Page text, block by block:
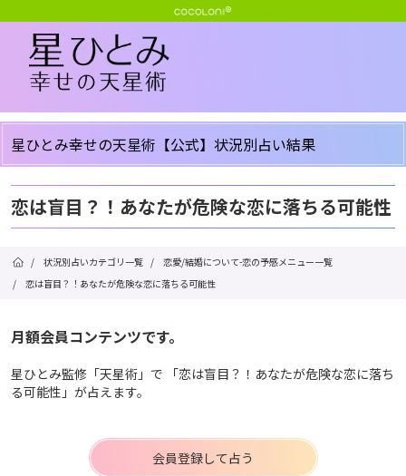
星ひとみ幸せの天星術【公式】状況別占い結果
恋は盲目？！あなたが危険な恋に落ちる可能性
/ 状況別占いカテゴリ一覧 /
恋愛/結婚について-恋の予感メニュー一覧
/
恋は盲目？！あなたが危険な恋に落ちる可能性
月額会員コンテンツです。
星ひとみ監修「天星術」で 「恋は盲目？！あなたが危険な恋に落ち
る可能性」が占えます。
会員登録して占う